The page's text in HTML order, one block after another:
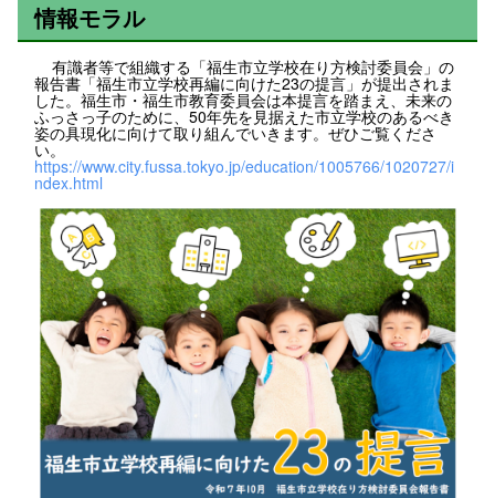
情報モラル
有識者等で組織する「福生市立学校在り方検討委員会」の
報告書「福生市立学校再編に向けた23の提言」が提出されま
した。福生市・福生市教育委員会は本提言を踏まえ、未来の
ふっさっ子のために、50年先を見据えた市立学校のあるべき
姿の具現化に向けて取り組んでいきます。ぜひご覧くださ
い。
https://www.city.fussa.tokyo.jp/education/1005766/1020727/i
ndex.html